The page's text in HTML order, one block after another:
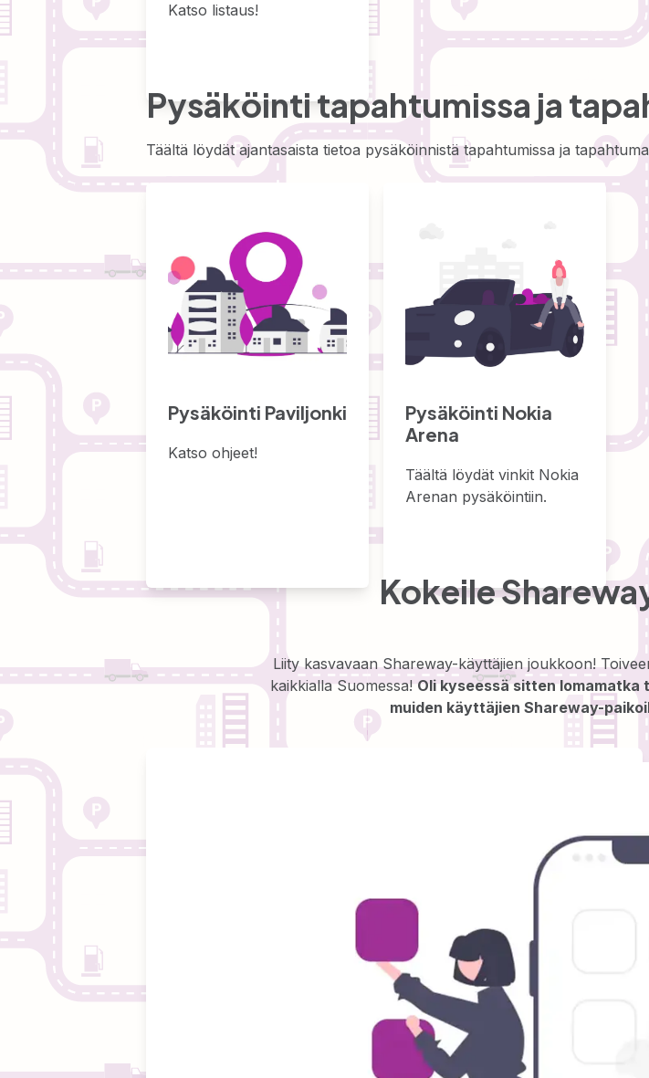
Katso listaus!
Pysäköinti tapahtumissa ja
Täältä löydät ajantasaista tietoa pysäköinnistä tapahtumissa ja
Pysäköinti Paviljonki
Katso ohjeet!
Pysäköinti Nokia
Arena
Täältä löydät vinkit Nokia
Arenan pysäköintiin.
Kokeile
Liity kasvavaan Shareway-käyttäjien joukkoon!
kaikkialla Suomessa!Oli kyseessä sitten
muiden käyttäjien Shareway-